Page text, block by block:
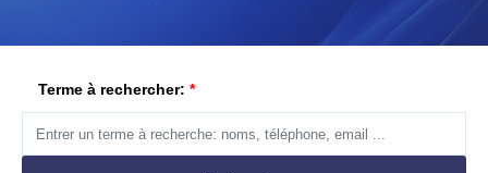
Terme à rechercher: